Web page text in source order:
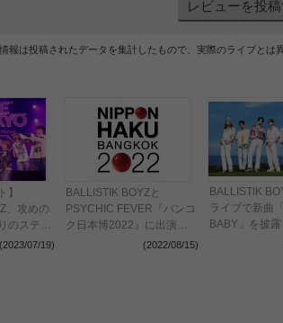
レビューを投
報は投稿されたデータを集計したもので、実際のライブとは
】
、攻めの
のステー
惹きつけ
(2023/07/19)
BALLISTIK BOYZと
PSYCHIC FEVER『バンコ
ク日本博2022』に出演決
定、エフ・ヒーロー率いる
(2022/08/15)
BALLISTIK
ライブで新曲
BABY」を披露